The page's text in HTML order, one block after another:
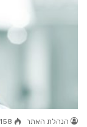
הנהלת האתר